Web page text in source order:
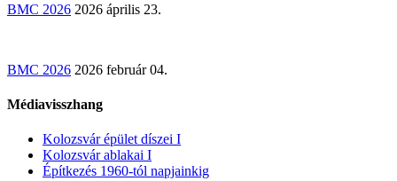
BMC 2026 2026 április 23.
BMC 2026 2026 február 04.
Médiavisszhang
Kolozsvár épület díszei I
Kolozsvár ablakai I
Építkezés 1960-tól napjainkig